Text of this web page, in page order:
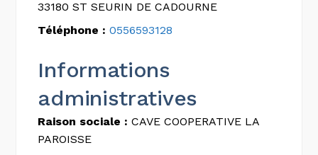
33180 ST SEURIN DE CADOURNE
Téléphone : 0556593128
Informations
administratives
Raison sociale : CAVE COOPERATIVE LA
PAROISSE